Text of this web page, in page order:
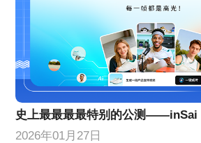
史上最最最最特别的公测——inSai
2026年01月27日